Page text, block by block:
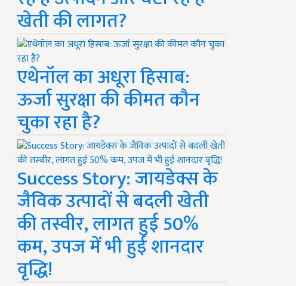
खेती की लागत?
एथेनॉल का अधूरा हिसाब:
ऊर्जा सुरक्षा की कीमत कौन
चुका रहा है?
Success Story: जायडेक्स के
जैविक उत्पादों से बदली खेती
की तस्वीर, लागत हुई 50%
कम, उपज में भी हुई शानदार
वृद्धि!